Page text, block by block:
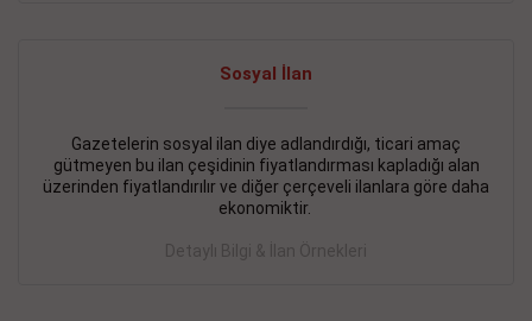
Sosyal İlan
Gazetelerin sosyal ilan diye adlandırdığı, ticari amaç
gütmeyen bu ilan çeşidinin fiyatlandırması kapladığı alan
üzerinden fiyatlandırılır ve diğer çerçeveli ilanlara göre daha
ekonomiktir.
Detaylı Bilgi & İlan Örnekleri
İŞYERİ KİRALIK İlanı - 11.09.2018
BEYLİKDÜZÜ Kavaklıda 4 katlı bina